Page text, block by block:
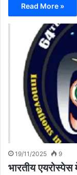
Read More »
19/11/2025 9
भारतीय एयरोस्पेस